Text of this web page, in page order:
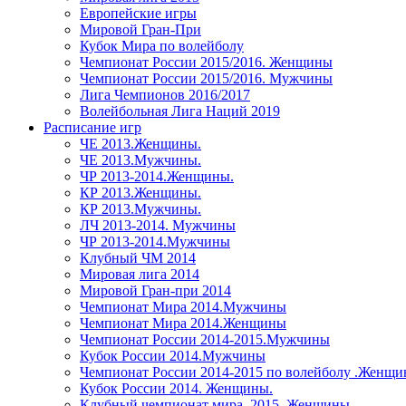
Европейские игры
Мировой Гран-При
Кубок Мира по волейболу
Чемпионат России 2015/2016. Женщины
Чемпионат России 2015/2016. Мужчины
Лига Чемпионов 2016/2017
Волейбольная Лига Наций 2019
Расписание игр
ЧЕ 2013.Женщины.
ЧЕ 2013.Мужчины.
ЧР 2013-2014.Женщины.
КР 2013.Женщины.
КР 2013.Мужчины.
ЛЧ 2013-2014. Мужчины
ЧР 2013-2014.Мужчины
Клубный ЧМ 2014
Мировая лига 2014
Мировой Гран-при 2014
Чемпионат Мира 2014.Мужчины
Чемпионат Мира 2014.Женщины
Чемпионат России 2014-2015.Мужчины
Кубок России 2014.Мужчины
Чемпионат России 2014-2015 по волейболу
Кубок России 2014. Женщины.